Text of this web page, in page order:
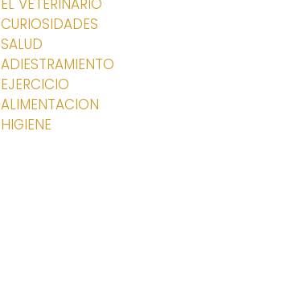
EL VETERINARIO
CURIOSIDADES
SALUD
ADIESTRAMIENTO
EJERCICIO
ALIMENTACION
HIGIENE